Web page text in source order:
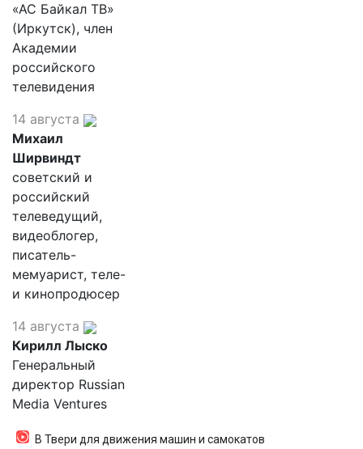
«АС Байкал ТВ»
(Иркутск), член
Академии
российского
телевидения
14 августа
Михаил
Ширвиндт
советский и
российский
телеведущий,
видеоблогер,
писатель-
мемуарист, теле-
и кинопродюсер
14 августа
Кирилл Лыско
Генеральный
директор Russian
Media Ventures
В Твери для движения машин и самокатов